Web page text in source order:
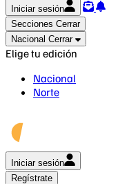
Iniciar sesión
Secciones Cerrar
Nacional Cerrar
Elige tu edición
Nacional
Norte
Iniciar sesión
Regístrate